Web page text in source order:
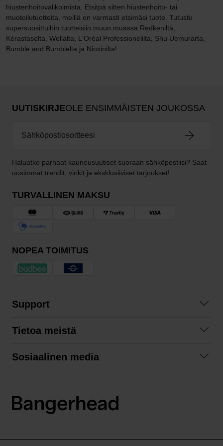
hiustenhoitovalikoimista. Etsitpä sitten hiustenhoito- tai
muotoilutuotteita, meillä on varmasti etsimäsi tuote. Tutustu
supersuosittuihin tuotteisiin muun muassa Redkeniltä,
Kérastaselta, Wellalta, L'Oréal Professionelilta, Shu Uemurarta,
Bumble and Bumblelta ja Nioxinilta!
UUTISKIRJEOLE ENSIMMÄISTEN JOUKOSSA
Haluatko parhaat kauneusuutiset suoraan sähköpostiisi? Saat
uusimmat trendit, vinkit ja eksklusiiviset tarjoukset!
TURVALLINEN MAKSU
NOPEA TOIMITUS
Support
Tilausehdot
Tietoa meistä
Sosiaalinen media
LinkedIn